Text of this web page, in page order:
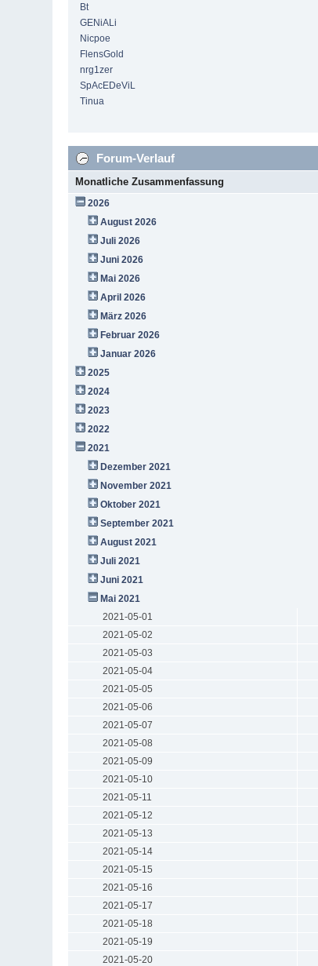
Bt
GENiALi
Nicpoe
FlensGold
nrg1zer
SpAcEDeViL
Tinua
Forum-Verlauf
Monatliche Zusammenfassung
2026
August 2026
Juli 2026
Juni 2026
Mai 2026
April 2026
März 2026
Februar 2026
Januar 2026
2025
2024
2023
2022
2021
Dezember 2021
November 2021
Oktober 2021
September 2021
August 2021
Juli 2021
Juni 2021
Mai 2021
2021-05-01
2021-05-02
2021-05-03
2021-05-04
2021-05-05
2021-05-06
2021-05-07
2021-05-08
2021-05-09
2021-05-10
2021-05-11
2021-05-12
2021-05-13
2021-05-14
2021-05-15
2021-05-16
2021-05-17
2021-05-18
2021-05-19
2021-05-20